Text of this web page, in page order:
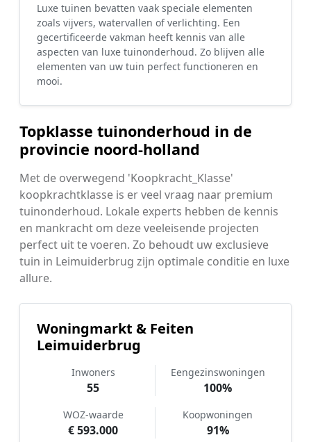
Luxe tuinen bevatten vaak speciale elementen
zoals vijvers, watervallen of verlichting. Een
gecertificeerde vakman heeft kennis van alle
aspecten van luxe tuinonderhoud. Zo blijven alle
elementen van uw tuin perfect functioneren en
mooi.
Topklasse tuinonderhoud in de
provincie noord-holland
Met de overwegend 'Koopkracht_Klasse'
koopkrachtklasse is er veel vraag naar premium
tuinonderhoud. Lokale experts hebben de kennis
en mankracht om deze veeleisende projecten
perfect uit te voeren. Zo behoudt uw exclusieve
tuin in Leimuiderbrug zijn optimale conditie en luxe
allure.
Woningmarkt & Feiten
Leimuiderbrug
Inwoners
55
Eengezinswoningen
100%
WOZ-waarde
€ 593.000
Koopwoningen
91%